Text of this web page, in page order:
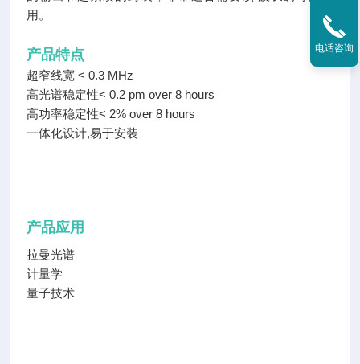
用。
产品特点
超窄线宽 < 0.3 MHz
高光谱稳定性< 0.2 pm over 8 hours
高功率稳定性< 2% over 8 hours
一体化设计,易于安装
产品应用
拉曼光谱
计量学
量子技术
电话咨询